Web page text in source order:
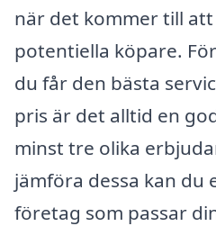
när det kommer till
potentiella köpare.
du får den bästa
pris är det alltid en
minst tre olika
jämföra dessa kan du
företag som passar